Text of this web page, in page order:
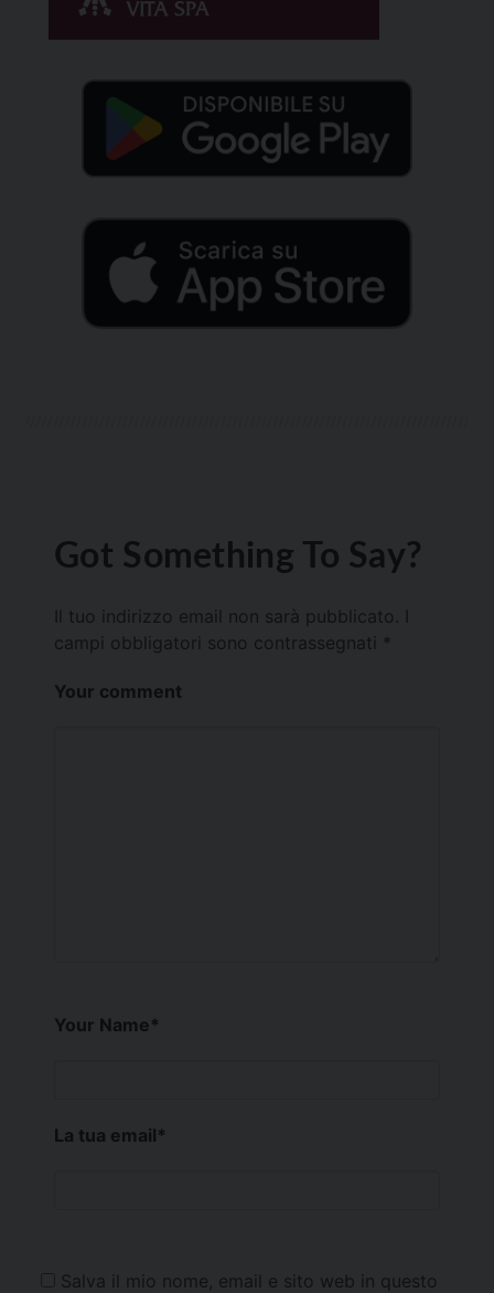
Got Something To Say?
Il tuo indirizzo email non sarà pubblicato.
campi obbligatori sono contrassegnati *
Your comment
Your Name*
La tua email*
Salva il mio nome, email e sito web in questo